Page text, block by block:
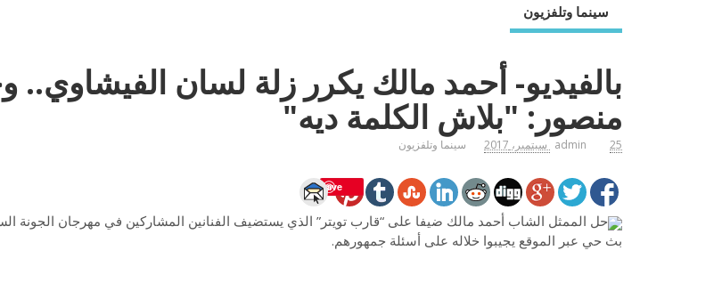
سينما وتلفزيون
بالفيديو- أحمد مالك يكرر زلة لسان الفيشاوي..
منصور: "بلاش الكلمة ديه"
admin 25 سبتمبر، 2017 سينما وتلفزيون
Save
حل الممثل الشاب أحمد مالك ضيفا على “قارب تويتر” الذي يستضيف الفنانين المشاركين في مهرجان الجونة
بث حي عبر الموقع يجيبوا خلاله على أسئلة جمهورهم.